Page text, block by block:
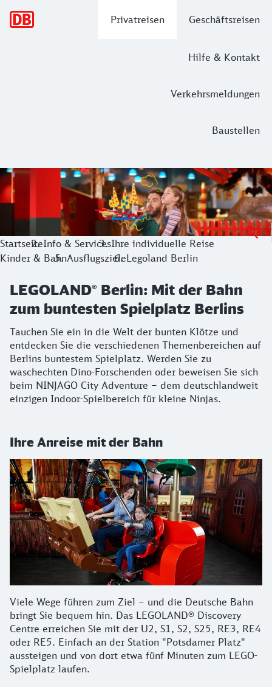
Privatreisen Geschäftsreisen
Hilfe & Kontakt
Verkehrsmeldungen
Baustellen
LEGOLAND® Berlin: Mit der Bahn
Tauchen Sie ein in die Welt der bunten Klötze und
StartseiteInfo & ServicesIhre individuelle Reise
Kinder & BahnAusflugszieleLegoland Berlin
LEGOLAND® Berlin: Mit der Bahn
zum buntesten Spielplatz Berlins
Tauchen Sie ein in die Welt der bunten Klötze und
entdecken Sie die verschiedenen Themenbereichen auf
Berlins buntestem Spielplatz. Werden Sie zu
waschechten Dino-Forschenden oder beweisen Sie sich
beim NINJAGO City Adventure – dem deutschlandweit
einzigen Indoor-Spielbereich für kleine Ninjas.
Ihre Anreise mit der Bahn
Viele Wege führen zum Ziel – und die Deutsche Bahn
bringt Sie bequem hin. Das LEGOLAND® Discovery
Centre erreichen Sie mit der U2, S1, S2, S25, RE3, RE4
oder RE5. Einfach an der Station "Potsdamer Platz"
aussteigen und von dort etwa fünf Minuten zum LEGO-
Spielplatz laufen.